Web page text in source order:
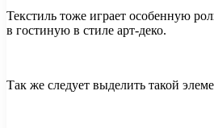
Текстиль тоже играет особенную
в гостиную в стиле арт-деко.
Так же следует выделить такой